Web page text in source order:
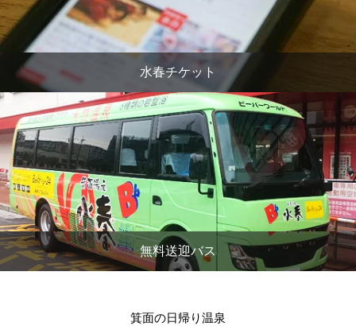
水春チケット
無料送迎バス
箕面の日帰り温泉